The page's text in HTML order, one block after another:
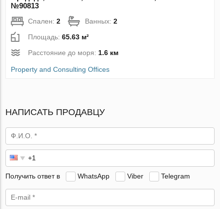
№90813
Спален:2 Ванных:2
Площадь:65.63 м²
Расстояние до моря:1.6 км
Property and Consulting Offices
НАПИСАТЬ ПРОДАВЦУ
Получить ответ в WhatsApp Viber Telegram